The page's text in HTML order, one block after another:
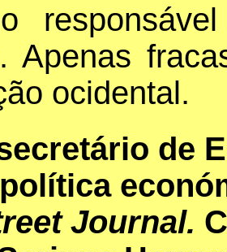
Apenas
ocidental.
de
Journal.